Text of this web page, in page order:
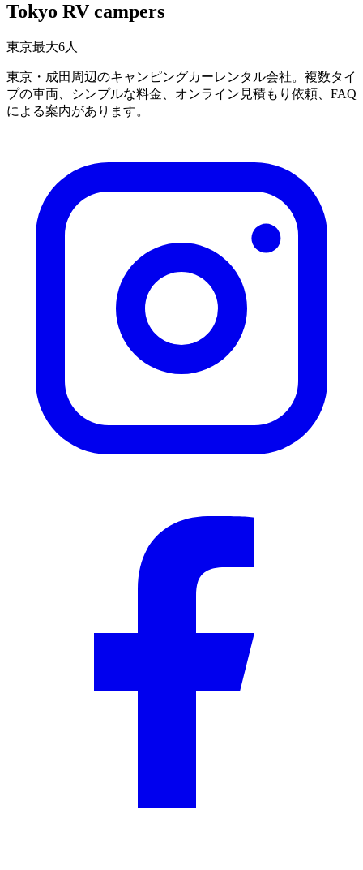
Tokyo RV campers
東京最大6人
東京・成田周辺のキャンピングカーレンタル会社。複数タイ
プの車両、シンプルな料金、オンライン見積もり依頼、FAQ
による案内があります。